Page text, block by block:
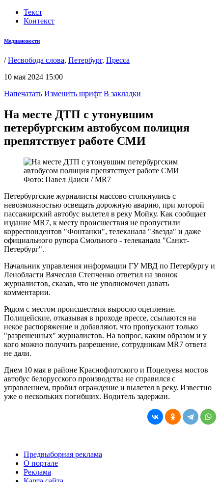
Текст
Контекст
Медиановости
/Несвобода слова, Петербург, Пресса
10 мая 2024 15:00
Напечатать Изменить шрифт В закладки
На месте ДТП с утонувшим
петербургским автобусом полиция
препятствует работе СМИ
Фото: Павел Даиси / MR7
Петербургские журналисты массово столкнулись с
невозможностью освещать дорожную аварию, при которой
пассажирский автобус вылетел в реку Мойку. Как сообщает
издание MR7, к месту происшествия не пропустили
корреспондентов "Фонтанки", телеканала "Звезда" и даже
официального рупора Смольного - телеканала "Санкт-
Петербург".
Начальник управления информации ГУ МВД по Петербургу и
Ленобласти Вячеслав Степченко ответил на звонок
журналистов, сказав, что не уполномочен давать
комментарии.
Рядом с местом происшествия выросло оцепление.
Полицейские, отказывая в проходе прессе, ссылаются на
некое распоряжение и добавляют, что пропускают только
"разрешенных" журналистов. На вопрос, каким образом и у
кого можно получить разрешение, сотрудникам MR7 ответа
не дали.
Днем 10 мая в районе Краснофлотского и Поцелуева мостов
автобус белорусского производства не справился с
управлением, пробил ограждение и вылетел в реку. Известно
уже о нескольких погибших. Водитель задержан.
Предвыборная реклама
О портале
Реклама